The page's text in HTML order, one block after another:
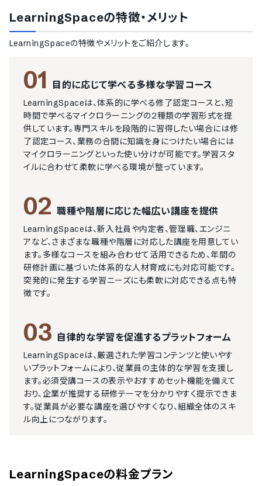
LearningSpaceの特徴・メリット
LearningSpaceの特徴やメリットをご紹介します。
01 目的に応じて学べる多様な学習コース
LearningSpaceは、体系的に学べる修了認定コースと、短
時間で学べるマイクロラーニングの2種類の学習形式を提
供しています。専門スキルを段階的に習得したい場合には修
了認定コース、業務の合間に知識を身につけたい場合には
マイクロラーニングといった使い分けが可能です。学習スタ
イルに合わせて柔軟に学べる環境が整っています。
02 職種や階層に応じた幅広い講座を提供
LearningSpaceは、新入社員や内定者、管理職、エンジニ
アなど、さまざまな職種や階層に対応した講座を用意してい
ます。多様なコースを組み合わせて活用できるため、年間の
研修計画に基づいた体系的な人材育成にも対応可能です。
突発的に発生する学習ニーズにも柔軟に対応できる点も特
徴です。
03 自律的な学習を促進するプラットフォーム
LearningSpaceは、厳選された学習コンテンツと使いやす
いプラットフォームにより、従業員の主体的な学習を支援し
ます。必須受講コースの表示やおすすめセット機能を備えて
おり、企業が推奨する研修テーマを分かりやすく提示できま
す。従業員が必要な講座を選びやすくなり、組織全体のスキ
ル向上につながります。
LearningSpaceの料金プラン